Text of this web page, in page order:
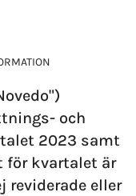
och
2023 samt
för kvartalet är
reviderade eller